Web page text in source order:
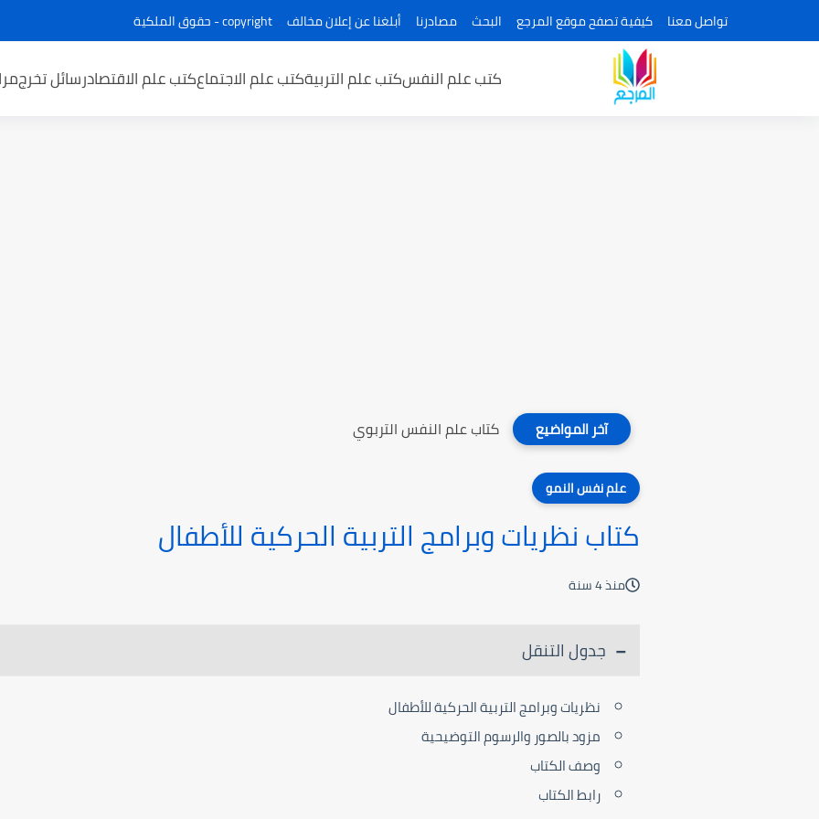
تواصل معنا كيفية تصفح موقع المرجع البحث مصادرنا أبلغنا عن إعلان مخالف copyright - حقوق الملكية
كتب علم النفسكتب علم التربيةكتب علم الاجتماعكتب علم الاقتصادرسائل تخرج
آخر المواضيع كتاب علم النفس التربوي
علم نفس النمو
كتاب نظريات وبرامج التربية الحركية للأطفال
منذ 4 سنة
جدول التنقل
نظريات وبرامج التربية الحركية للأطفال
مزود بالصور والرسوم التوضيحية
وصف الكتاب
رابط الكتاب